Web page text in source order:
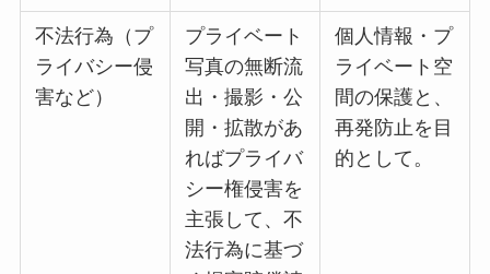
不法行為（プ
ライバシー侵
害など）
プライベート
写真の無断流
出・撮影・公
開・拡散があ
ればプライバ
シー権侵害を
主張して、不
法行為に基づ
個人情報・プ
ライベート空
間の保護と、
再発防止を目
的として。